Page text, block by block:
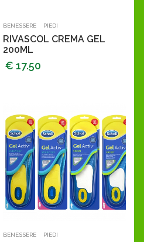
Aggiungi al carrello
BENESSERE PIEDI
RIVASCOL CREMA GEL
200ML
€ 17.50
Aggiungi al carrello
BENESSERE PIEDI